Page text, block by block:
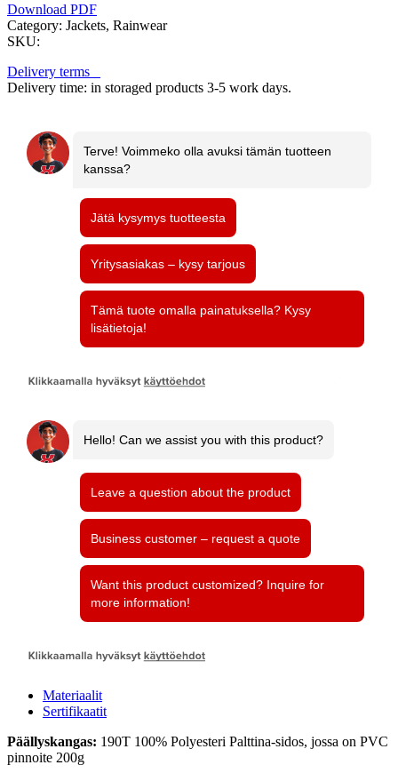
Download PDF
Category: Jackets, Rainwear
SKU:
Delivery terms
Delivery time: in storaged products 3-5 work days.
Materiaalit
Sertifikaatit
Päällyskangas: 190T 100% Polyesteri Palttina-sidos, jossa on PVC
pinnoite 200g